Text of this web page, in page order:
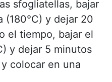
sfogliatellas, bajar
(180°C) y dejar 20
el tiempo, bajar el
y dejar 5 minutos
colocar en una